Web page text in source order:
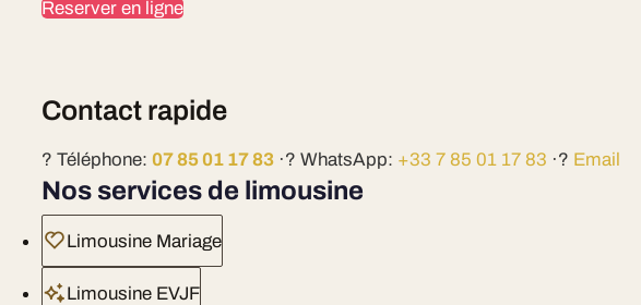
Reserver en ligne
Contact rapide
? Téléphone:07 85 01 17 83 ·? WhatsApp: +33 7 85 01 17 83 ·? Email
Nos services de limousine
Limousine Mariage
Limousine EVJF